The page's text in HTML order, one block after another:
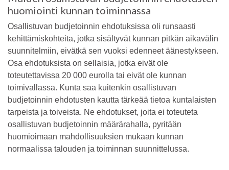
huomiointi kunnan toiminnassa
Osallistuvan budjetoinnin ehdotuksissa oli runsaasti
kehittämiskohteita, jotka sisältyvät kunnan pitkän aikavälin
suunnitelmiin, eivätkä sen vuoksi edenneet äänestykseen.
Osa ehdotuksista on sellaisia, jotka eivät ole
toteutettavissa 20 000 eurolla tai eivät ole kunnan
toimivallassa. Kunta saa kuitenkin osallistuvan
budjetoinnin ehdotusten kautta tärkeää tietoa kuntalaisten
tarpeista ja toiveista. Ne ehdotukset, joita ei toteuteta
osallistuvan budjetoinnin määrärahalla, pyritään
huomioimaan mahdollisuuksien mukaan kunnan
normaalissa talouden ja toiminnan suunnittelussa.